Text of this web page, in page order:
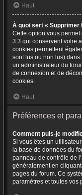
Haut
À quoi sert « Supprimer
Cette option vous permet
3.3 qui conservent votre
cookies permettent
sont lus ou non lus)
un administrateur du
de connexion et de
cookies.
Haut
Préférences et
Comment puis-je
Si vous êtes un
la base de données du
panneau de contrôle de
généralement en
pages du forum. Ce
paramètres et toutes vos